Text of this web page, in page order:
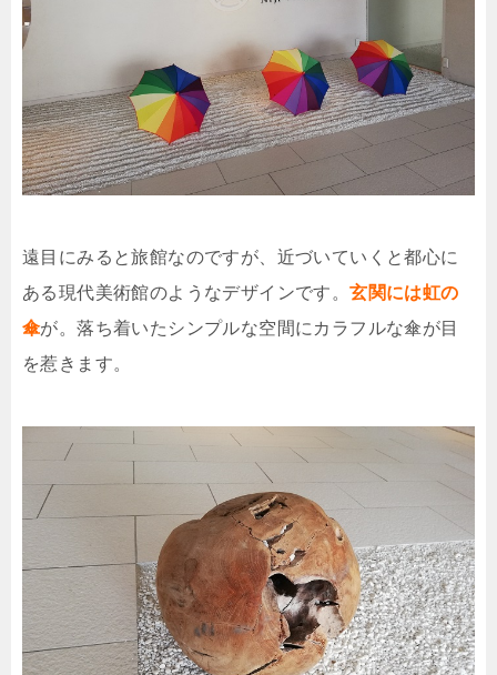
遠目にみると旅館なのですが、近づいていくと都心に
ある現代美術館のようなデザインです。玄関には虹の
傘が。落ち着いたシンプルな空間にカラフルな傘が目
を惹きます。